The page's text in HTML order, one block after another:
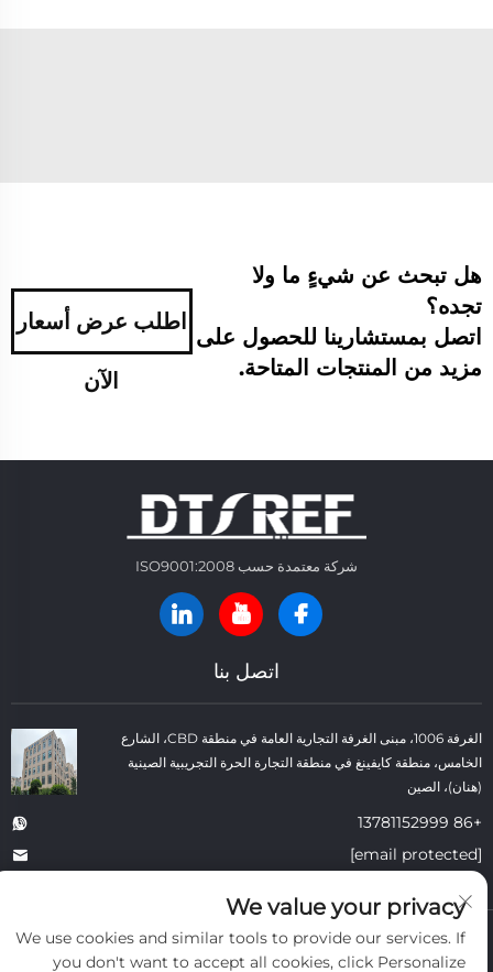
هل تبحث عن شيءٍ ما ولا
تجده؟
اتصل بمستشارينا للحصول على
مزيد من المنتجات المتاحة.
اطلب عرض أسعار
الآن
شركة معتمدة حسب ISO9001:2008
اتصل بنا
الغرفة 1006، مبنى الغرفة التجارية العامة في منطقة CBD، الشارع
الخامس، منطقة كايفينغ في منطقة التجارة الحرة التجريبية الصينية
(هنان)، الصين
+86 13781152999
حقوق النسخ © شركة كايفنغ داتونغ لمواد البناء الحرارية المحدودة. جميع الحقوق
محفوظة. - سياسة الخصوصية - المدونة
We value your privacy
We use cookies and similar tools to provide our services. If
you don't want to accept all cookies, click Personalize